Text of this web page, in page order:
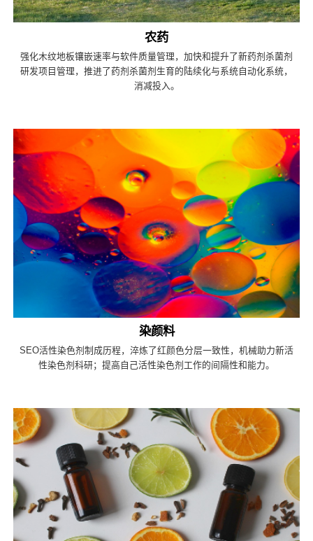
农药
强化木纹地板镶嵌速率与软件质量管理，加快和提升了新药剂杀菌剂
研发项目管理，推进了药剂杀菌剂生育的陆续化与系统自动化系统，
消减投入。
染颜料
SEO活性染色剂制成历程，淬炼了红颜色分层一致性，机械助力新活
性染色剂科研；提高自己活性染色剂工作的间隔性和能力。